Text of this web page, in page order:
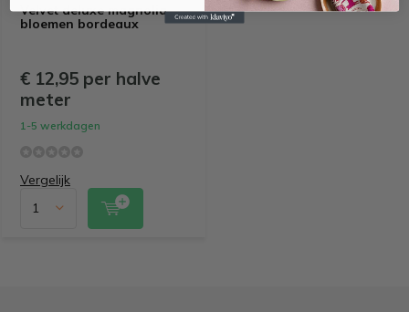
Velvet deluxe magnolia
bloemen bordeaux
€ 12,95 per halve
meter
1-5 werkdagen
Vergelijk